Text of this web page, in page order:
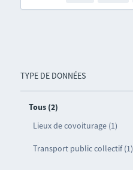
TYPE DE DONNÉES
Tous (2)
Lieux de covoiturage (1)
Transport public collectif (1)